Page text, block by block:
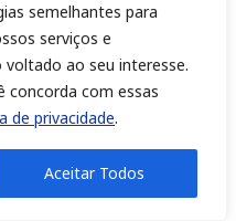
semelhantes para
serviços e
ao seu interesse.
concorda com essas
de privacidade.
Aceitar Todos